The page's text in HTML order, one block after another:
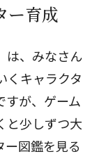
ー育成
は、みなさん
くキャラクタ
すが、ゲーム
と少しずつ大
ー図鑑を見る